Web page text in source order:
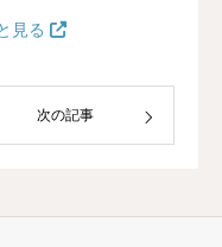
見る
次の記事